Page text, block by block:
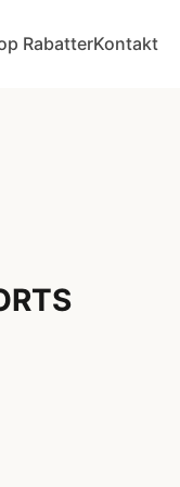
RabatterKontakt